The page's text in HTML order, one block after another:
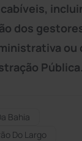
dos
ou
Pública.
Bahia
Do Largo